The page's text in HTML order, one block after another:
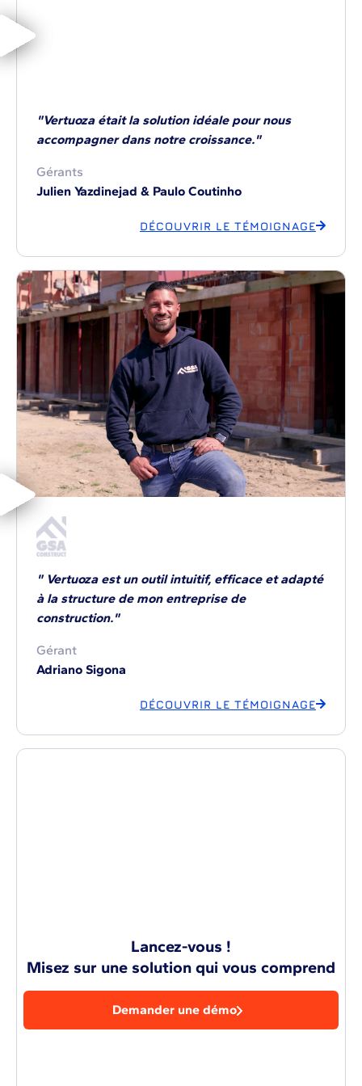
"Vertuoza était la solution idéale pour nous
accompagner dans notre croissance."
Gérants
Julien Yazdinejad & Paulo Coutinho
DÉCOUVRIR LE TÉMOIGNAGE
" Vertuoza est un outil intuitif, efficace et adapté
à la structure de mon entreprise de
construction."
Gérant
Adriano Sigona
DÉCOUVRIR LE TÉMOIGNAGE
Lancez-vous !
Misez sur une solution qui vous comprend
Demander une démo